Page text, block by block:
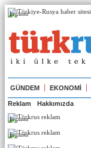
Реклама
GÜNDEM EKONOMİ
Reklam Hakkımızda
Реклама
Реклама